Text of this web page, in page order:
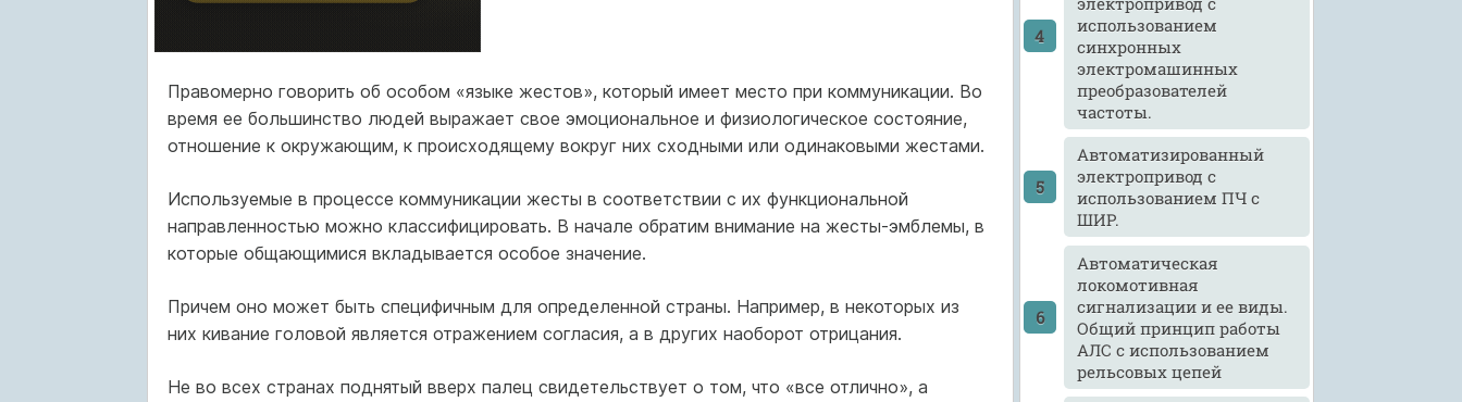
Правомерно говорить об особом «языке жестов», который имеет место при коммуникации. Во
время ее большинство людей выражает свое эмоциональное и физиологическое состояние,
отношение к окружающим, к происходящему вокруг них сходными или одинаковыми жестами.
Используемые в процессе коммуникации жесты в соответствии с их функциональной
направленностью можно классифицировать. В начале обратим внимание на жесты-эмблемы, в
которые общающимися вкладывается особое значение.
Причем оно может быть специфичным для определенной страны. Например, в некоторых из
них кивание головой является отражением согласия, а в других наоборот отрицания.
Не во всех странах поднятый вверх палец свидетельствует о том, что «все отлично», а
использованием
синхронных
электромашинных
преобразователей
частоты.
Автоматизированный
электропривод с
использованием ПЧ с
ШИР.
Автоматическая
локомотивная
сигнализации и ее виды.
Общий принцип работы
АЛС с использованием
рельсовых цепей